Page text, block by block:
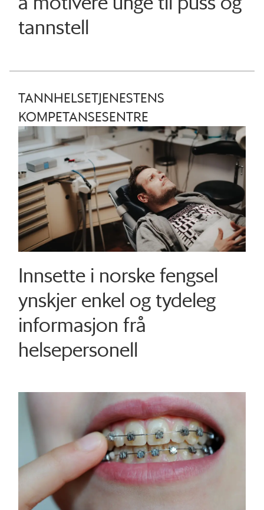
tannstell
TANNHELSETJENESTENS
KOMPETANSESENTRE
Innsette i norske fengsel
ynskjer enkel og tydeleg
informasjon frå
helsepersonell